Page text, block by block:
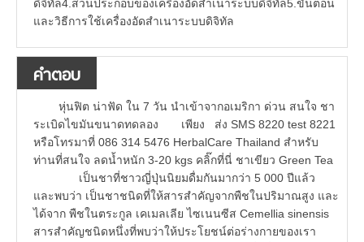
ดิจิทัล4.ส่วนประกอบของเครื่องอัดสำเนาระบบดิจิทัล5.ขั้นตอน
และวิธีการใช้เครื่องอัดสำเนาระบบดิจิทัล
คำตอบ
หุ่นฟิต น่าฟัด ใน 7 วัน นำเข้าจากอเมริกา ด่วน สนใจ ชา
ระเบิดไขมันขนาดทดลอง เพียง ส่ง SMS 8220 test 8221
หรือโทรมาที่ 086 314 5476 HerbalCare Thailand สำหรับ
ท่านที่สนใจ ลดน้ำหนัก 3-20 kgs คลิ๊กที่นี่ ชาเขียว Green Tea
เป็นชาที่ชาวญี่ปุ่นนิยมดื่มกันมากว่า 5 000 ปีแล้ว
และพบว่า เป็นชาชนิดที่ให้สารสำคัญจากพืชในปริมาณสูง และ
ได้จาก พืชในตระกูล เคเมลเลีย ไซเนนซีส Cemellia sinensis
สารสำคัญชนิดหนึ่งที่พบว่าให้ประโยชน์ต่อร่างกายของเรา